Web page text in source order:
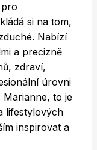
si na tom,
Nabízí
a precizně
zdraví,
úrovni
Marianne, to je
lifestylových
inspirovat a